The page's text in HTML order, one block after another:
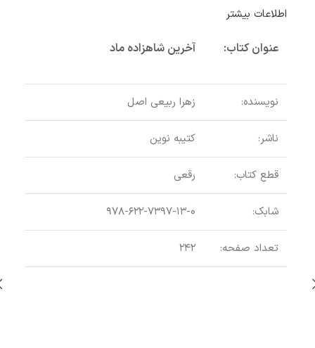
اطلاعات بیشتر
عنوان کتاب: آخرین شاهزاده ماد
نویسنده: زهرا ربیعی اصل
ناشر: کتیبه نوین
قطع کتاب: رقعی
شابک: ۹۷۸-۶۲۲-۷۳۹۷-۱۳-۰
تعداد صفحه: ۲۴۲